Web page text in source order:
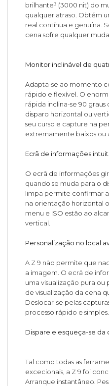
brilhante³ (3000 nit) do
qualquer atraso. Obtém
real contínua e genuína.
cena sofre qualquer
Monitor inclinável de
Adapta-se ao momento
rápido e flexível. O
rápida inclina-se 90
disparo horizontal ou
seu curso e capture na
extremamente baixos ou
Ecrã de informações
O ecrã de informações
quando se muda para o
limpa permite confirmar
na orientação horizontal
menu e ISO estão ao
vertical.
Personalização no local
A Z 9 não permite que
a imagem. O ecrã de
uma visualização pura ou
de visualização da cena
Deslocar-se pelas
processo rápido e simples.
Dispare e esqueça-se da
Tal como todas as
excecionais, a Z 9 foi
Arranque instantâneo.